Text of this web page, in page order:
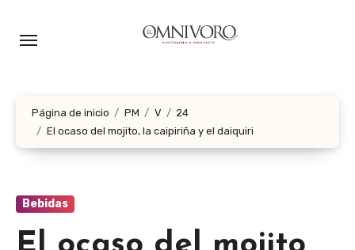
Página de inicio PM V
24
El ocaso del mojito, la caipiriña y el daiquiri
Bebidas